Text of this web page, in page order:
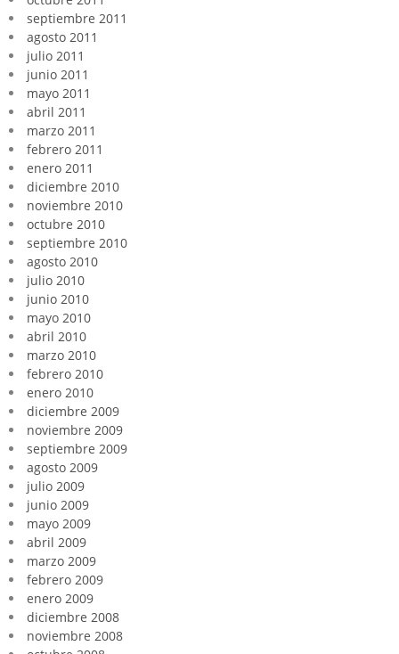
septiembre 2011
agosto 2011
julio 2011
junio 2011
mayo 2011
abril 2011
marzo 2011
febrero 2011
enero 2011
diciembre 2010
noviembre 2010
octubre 2010
septiembre 2010
agosto 2010
julio 2010
junio 2010
mayo 2010
abril 2010
marzo 2010
febrero 2010
enero 2010
diciembre 2009
noviembre 2009
septiembre 2009
agosto 2009
julio 2009
junio 2009
mayo 2009
abril 2009
marzo 2009
febrero 2009
enero 2009
diciembre 2008
noviembre 2008